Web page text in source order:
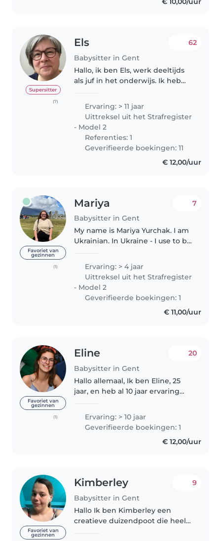
Supersitter
(7)
Els
Babysitter in Gent
62
Hallo, ik ben Els, werk deeltijds
als juf in het onderwijs. Ik heb
kinderen te passen. Ik weet uit
ervaring hoe belangrijk..
Ervaring: > 11 jaar
Uittreksel uit het Strafregister
- Model 2
Referenties: 1
Geverifieerde boekingen: 11
€ 12,00/uur
Favoriet van
gezinnen
(1)
Mariya
Babysitter in Gent
7
My name is Mariya Yurchak. I am
Ukrainian. In Ukraine - I use to be
worked in the families with
children from 0-13 years old. I
love kids and it brings..
Ervaring: > 4 jaar
Uittreksel uit het Strafregister
- Model 2
Geverifieerde boekingen: 1
€ 11,00/uur
Favoriet van
gezinnen
(1)
Eline
Babysitter in Gent
20
Hallo allemaal, Ik ben Eline, 25
jaar, en heb al 10 jaar ervaring
uiteenlopende leeftijden (0 - 12j),
maar vooral 0-5 jarigen. Ik ben in
juni 2023 afgestudeerd..
Ervaring: > 10 jaar
Geverifieerde boekingen: 1
€ 12,00/uur
Favoriet van
gezinnen
Kimberley
Babysitter in Gent
9
Hallo Ik ben Kimberley een
creatieve duizendpoot die heel